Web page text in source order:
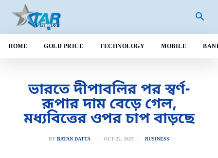
HOME GOLD PRICE TECHNOLOGY MOBILE
ভারতে দীপাবলির পর স্বর্ণ-
রূপার দাম বেড়ে গেল,
মধ্যবিত্তের ওপর চাপ বাড়ছে
BY RATAN DATTA OCT 22, 2025 BUSINESS